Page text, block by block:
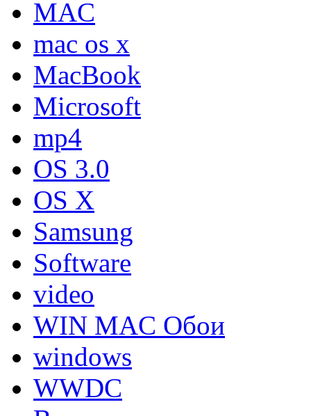
MAC
mac os x
MacBook
Microsoft
mp4
OS 3.0
OS X
Samsung
Software
video
WIN MAC Обои
windows
WWDC